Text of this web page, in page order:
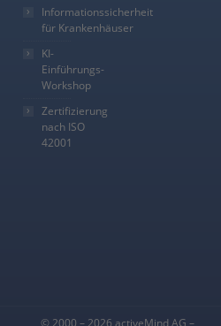
Informationssicherheit
für Krankenhäuser
KI-
Einführungs-
Workshop
Zertifizierung
nach ISO
42001
© 2000 – 2026 activeMind AG –